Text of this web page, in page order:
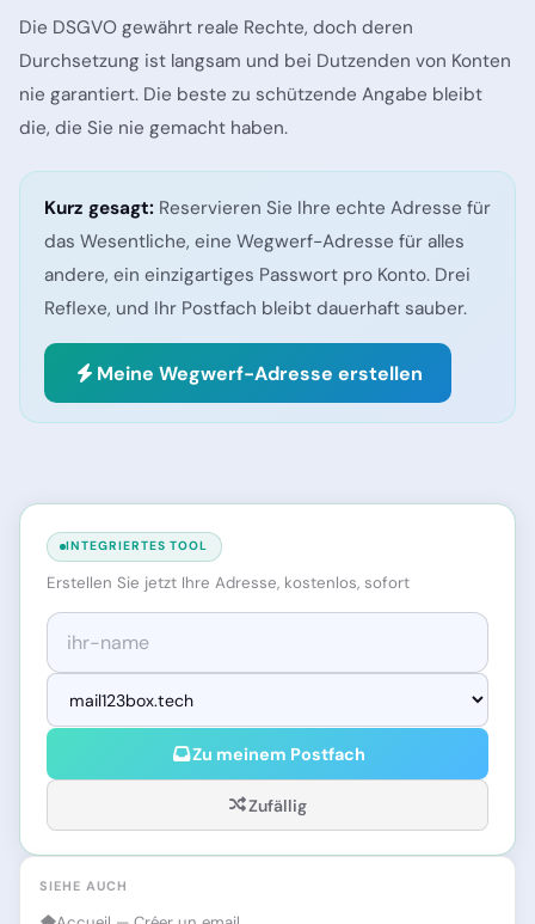
Die DSGVO gewährt reale Rechte, doch deren
Durchsetzung ist langsam und bei Dutzenden von Konten
nie garantiert. Die beste zu schützende Angabe bleibt
die, die Sie nie gemacht haben.
Kurz gesagt: Reservieren Sie Ihre echte Adresse für
das Wesentliche, eine Wegwerf-Adresse für alles
andere, ein einzigartiges Passwort pro Konto. Drei
Reflexe, und Ihr Postfach bleibt dauerhaft sauber.
Meine Wegwerf-Adresse erstellen
INTEGRIERTES TOOL
Erstellen Sie jetzt Ihre Adresse, kostenlos, sofort
Zu meinem Postfach
Zufällig
SIEHE AUCH